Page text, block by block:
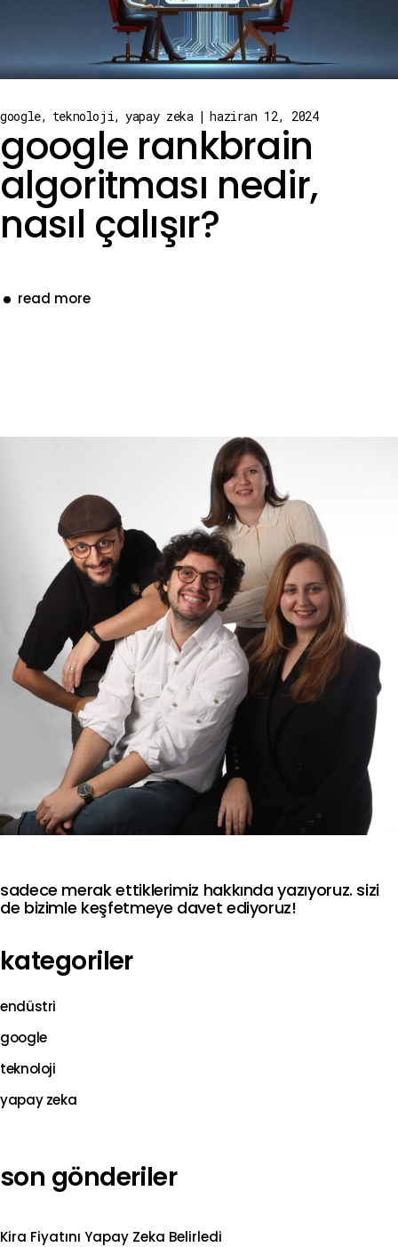
google teknoloji yapay zeka haziran 12, 2024
google rankbrain
algoritması nedir,
nasıl çalışır?
read more
sadece merak ettiklerimiz hakkında yazıyoruz. sizi
de bizimle keşfetmeye davet ediyoruz!
kategoriler
endüstri
google
teknoloji
yapay zeka
son gönderiler
Kira Fiyatını Yapay Zeka Belirledi